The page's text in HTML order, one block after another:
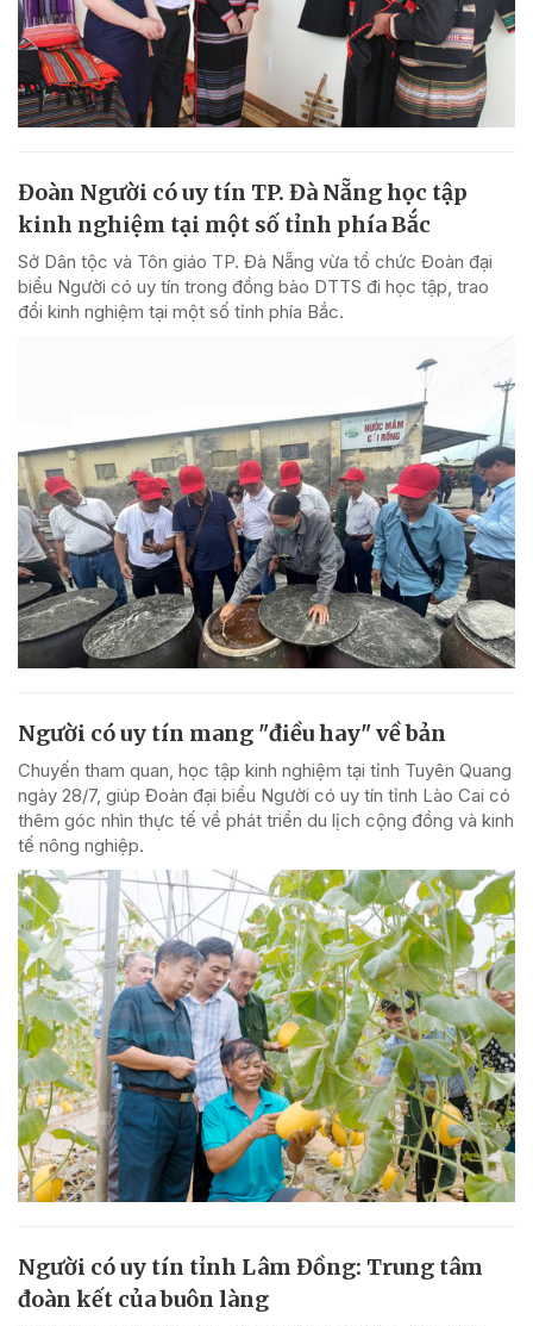
Đoàn Người có uy tín TP. Đà Nẵng học tập
kinh nghiệm tại một số tỉnh phía Bắc
Sở Dân tộc và Tôn giáo TP. Đà Nẵng vừa tổ chức Đoàn đại
biểu Người có uy tín trong đồng bào DTTS đi học tập, trao
đổi kinh nghiệm tại một số tỉnh phía Bắc.
Người có uy tín mang "điều hay" về bản
Chuyến tham quan, học tập kinh nghiệm tại tỉnh Tuyên Quang
ngày 28/7, giúp Đoàn đại biểu Người có uy tín tỉnh Lào Cai có
thêm góc nhìn thực tế về phát triển du lịch cộng đồng và kinh
tế nông nghiệp.
Người có uy tín tỉnh Lâm Đồng: Trung tâm
đoàn kết của buôn làng